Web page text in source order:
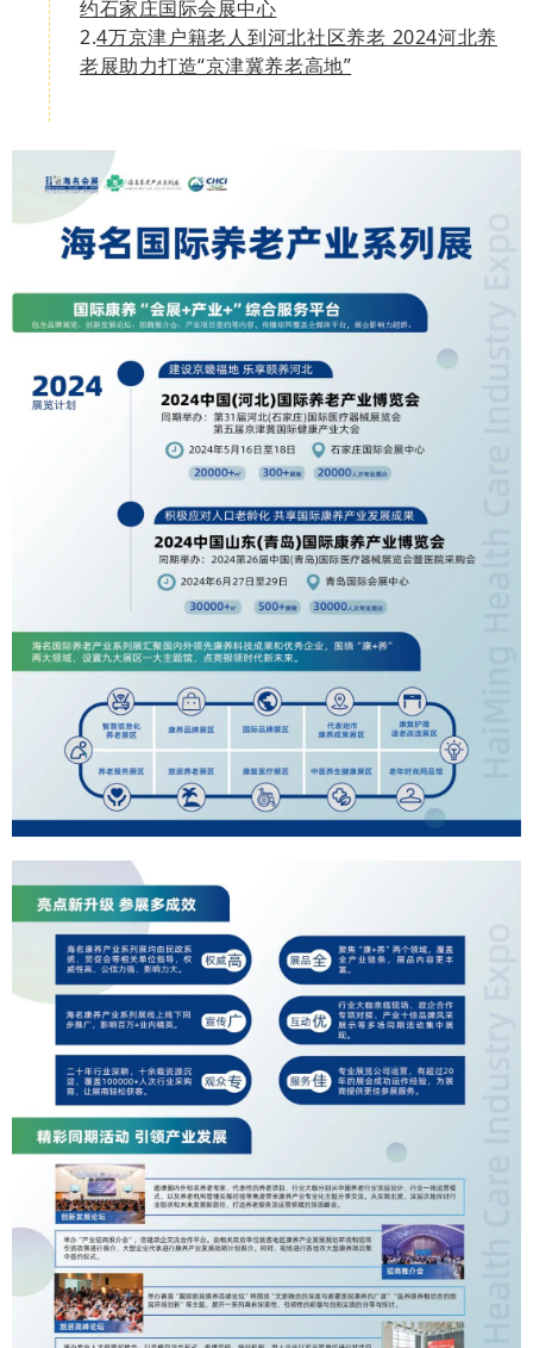
约石家庄国际会展中心
2.4万京津户籍老人到河北社区养老 2024河北养
老展助力打造“京津冀养老高地”